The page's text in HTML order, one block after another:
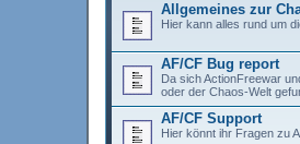
Allgemeines zur
Hier kann alles rund um
AF/CF Bug report
Da sich ActionFreewar
oder der Chaos-Welt
AF/CF Support
Hier könnt ihr Fragen zu